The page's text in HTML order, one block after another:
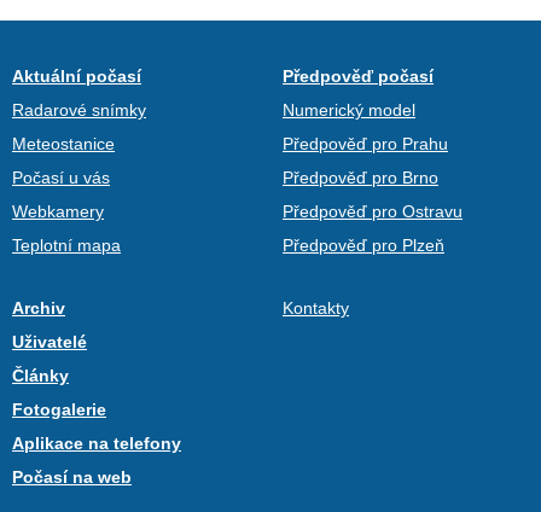
Aktuální počasí
Radarové snímky
Meteostanice
Počasí u vás
Webkamery
Teplotní mapa
Předpověď počasí
Numerický model
Předpověď pro Prahu
Předpověď pro Brno
Předpověď pro Ostravu
Předpověď pro Plzeň
Archiv
Uživatelé
Články
Fotogalerie
Aplikace na telefony
Počasí na web
Kontakty